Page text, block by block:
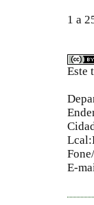
1 a
Este
E-